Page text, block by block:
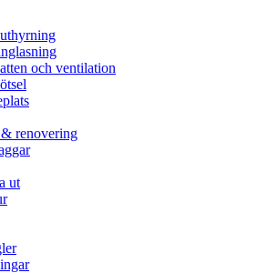
och ventilation
renovering
ut